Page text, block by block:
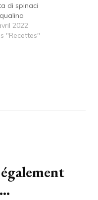
di spinaci
2022
"Recettes"